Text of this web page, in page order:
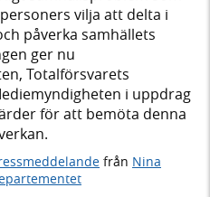
vilja att delta i
påverka samhällets
ger nu
Totalförsvarets
i uppdrag
för att bemöta denna
från Nina